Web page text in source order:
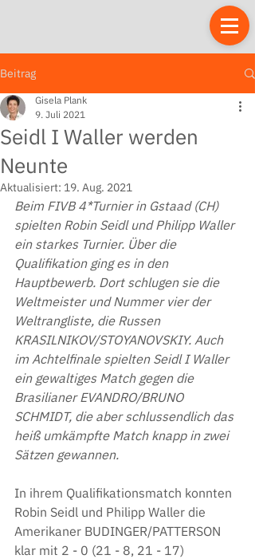
Beitrag
Seidl I Waller werden
Neunte
Gisela Plank
9. Juli 2021
Aktualisiert: 19. Aug. 2021
Beim FIVB 4*Turnier in Gstaad (CH)
spielten Robin Seidl und Philipp Waller
ein starkes Turnier. Über die
Qualifikation ging es in den
Hauptbewerb. Dort schlugen sie die
Weltmeister und Nummer vier der
Weltrangliste, die Russen
KRASILNIKOV/STOYANOVSKIY. Auch
im Achtelfinale spielten Seidl I Waller
ein gewaltiges Match gegen die
Brasilianer EVANDRO/BRUNO
SCHMIDT, die aber schlussendlich das
heiß umkämpfte Match knapp in zwei
Sätzen gewannen.
In ihrem Qualifikationsmatch konnten
Robin Seidl und Philipp Waller die
Amerikaner BUDINGER/PATTERSON
klar mit 2 - 0 (21 - 8, 21 - 17)